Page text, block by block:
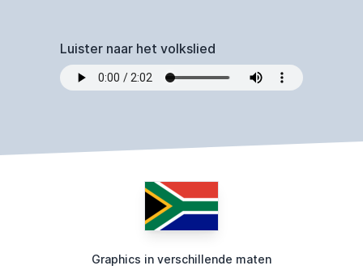
Luister naar het volkslied
Graphics in verschillende maten